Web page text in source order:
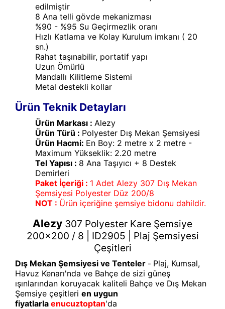
edilmiştir
8 Ana telli gövde mekanizması
%90 - %95 Su Geçirmezlik oranı
Hızlı Katlama ve Kolay Kurulum imkanı ( 20
sn.)
Rahat taşınabilir, portatif yapı
Uzun Ömürlü
Mandallı Kilitleme Sistemi
Metal destekli kollar
Ürün Teknik Detayları
Ürün Markası : Alezy
Ürün Türü : Polyester Dış Mekan Şemsiyesi
Ürün Hacmi: En Boy: 2 metre x 2 metre -
Maximum Yükseklik: 2.20 metre
Tel Yapısı : 8 Ana Taşıyıcı + 8 Destek
Demirleri
Paket İçeriği : 1 Adet Alezy 307 Dış Mekan
Şemsiyesi Polyester Düz 200/8
NOT : Ürün içeriğine şemsiye bidonu dahildir.
Alezy 307 Polyester Kare Şemsiye
200x200 / 8 | ID2905
Plaj Şemsiyesi
Çeşitleri
Dış Mekan Şemsiyesi ve Tenteler - Plaj, Kumsal,
Havuz Kenarı'nda ve Bahçe de sizi güneş
ışınlarından koruyacak kaliteli Bahçe ve Dış Mekan
Şemsiye çeşitleri en uygun
fiyatlarla enucuztoptan'da